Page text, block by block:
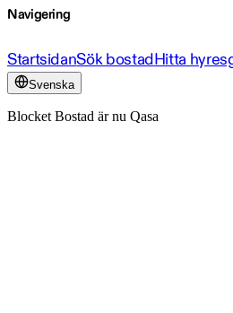
Navigering
StartsidanSök bostadHitta
Svenska
Blocket Bostad är nu Qasa